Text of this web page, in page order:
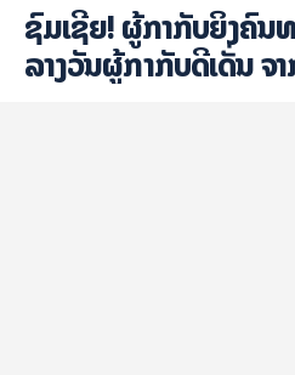
ຊົມເຊີຍ! ຜູ້ກໍາກັບຍິງຄົນ
ລາງວັນຜູ້ກຳກັບດີເດັ່ນ ຈ